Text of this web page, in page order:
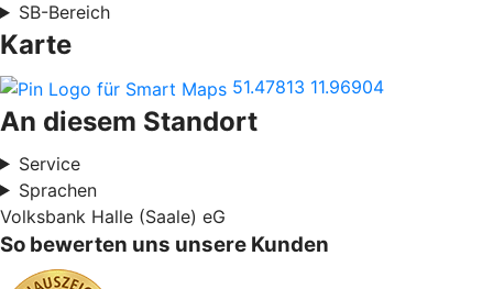
SB-Bereich
Karte
51.47813 11.96904
An diesem Standort
Service
Sprachen
Volksbank Halle (Saale) eG
So bewerten uns unsere Kunden